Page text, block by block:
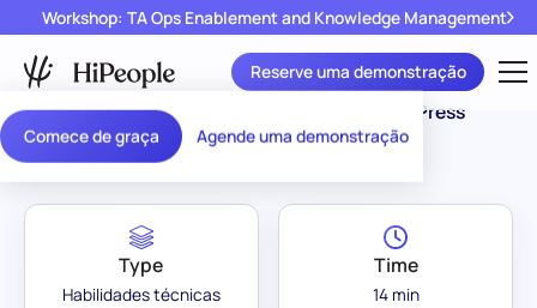
Comece de graça Agende uma demonstração
Workshop: TA Ops Enablement and Knowledge Management
Reserve uma demonstração
Assessment Library Desenvolvimento WordPress
Type
Habilidades técnicas
Time
14 min